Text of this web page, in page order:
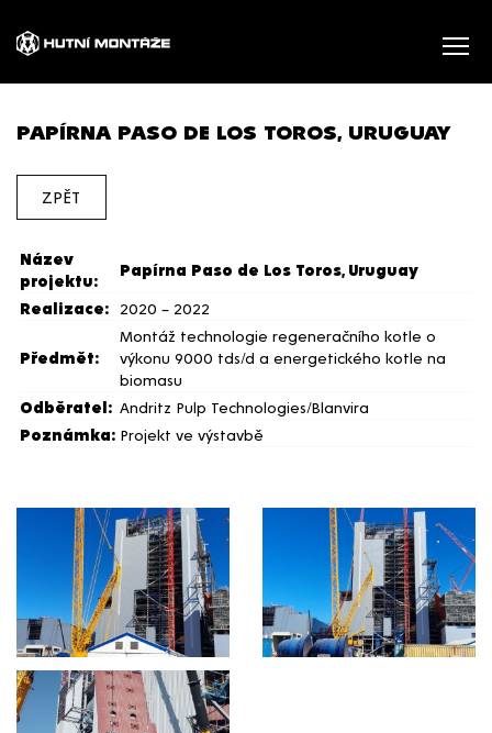
PAPÍRNA PASO DE LOS TOROS, URUGUAY
ZPĚT
Název
projektu:
Papírna Paso de Los Toros, Uruguay
Realizace:
2020 – 2022
Předmět:
Montáž technologie regeneračního kotle o
výkonu 9000 tds/d a energetického kotle na
biomasu
Odběratel: Andritz Pulp Technologies/Blanvira
Poznámka: Projekt ve výstavbě